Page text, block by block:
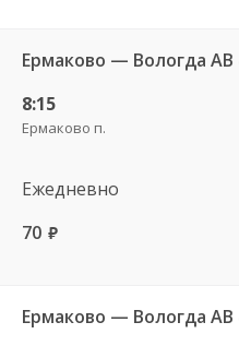
Ермаково — Вологда АВ
8:15
Ермаково п.
Ежедневно
70 руб.
Ермаково — Вологда АВ